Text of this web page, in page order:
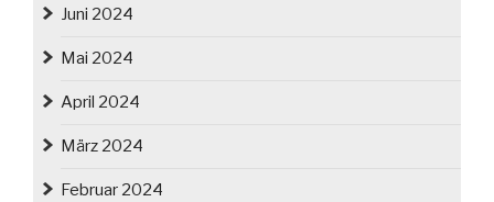
Juni 2024
Mai 2024
April 2024
März 2024
Februar 2024